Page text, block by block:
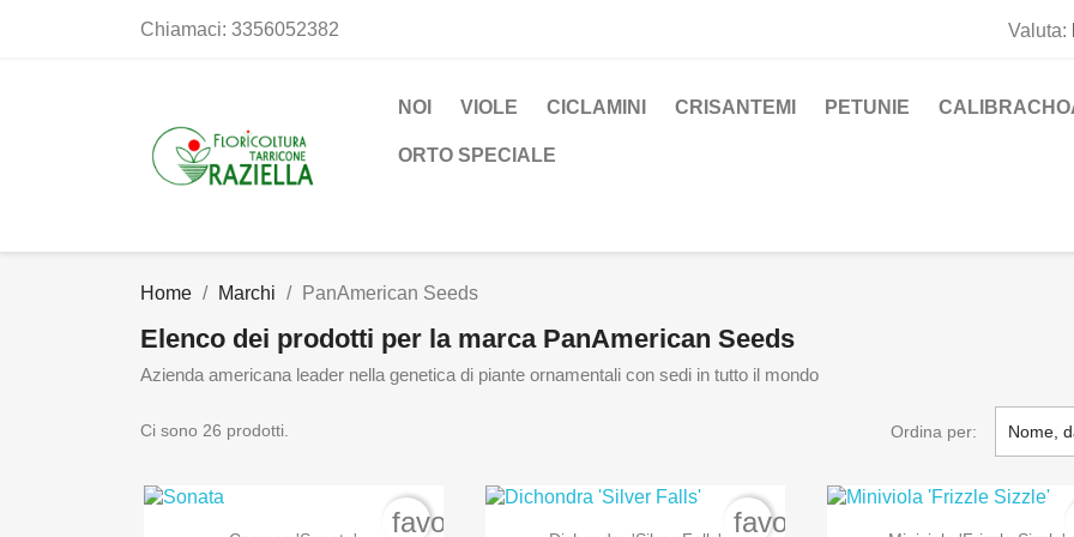
Chiamaci: 3356052382 Valuta:
NOI VIOLE CICLAMINI CRISANTEMI PETUNIE
ORTO SPECIALE
Home Marchi PanAmerican Seeds
Elenco dei prodotti per la marca PanAmerican Seeds
Azienda americana leader nella genetica di piante ornamentali con sedi in tutto il mondo
Ci sono 26 prodotti. Ordina per: Nome,
favorite_border favorite_border